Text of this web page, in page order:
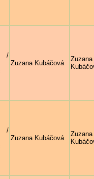
/
Zuzana Kubáčová
Zuzana
/
Zuzana Kubáčová
Zuzana